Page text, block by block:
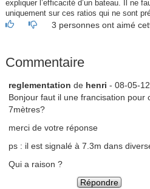
expliquer l’efficacité d’un bateau. Il ne
uniquement sur ces ratios qui ne sont
3 personnes ont aimé
Commentaire
reglementation de henri - 08-05-
Bonjour faut il une francisation pour
7mètres?
merci de votre réponse
ps : il est signalé à 7.3m dans
Qui a raison ?
Répondre